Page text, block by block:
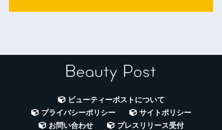
ビューティーポストについて
プライバシーポリシー
サイトポリシー
お問い合わせ
プレスリリース受付